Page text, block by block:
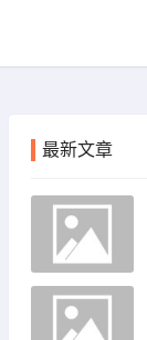
最新文章